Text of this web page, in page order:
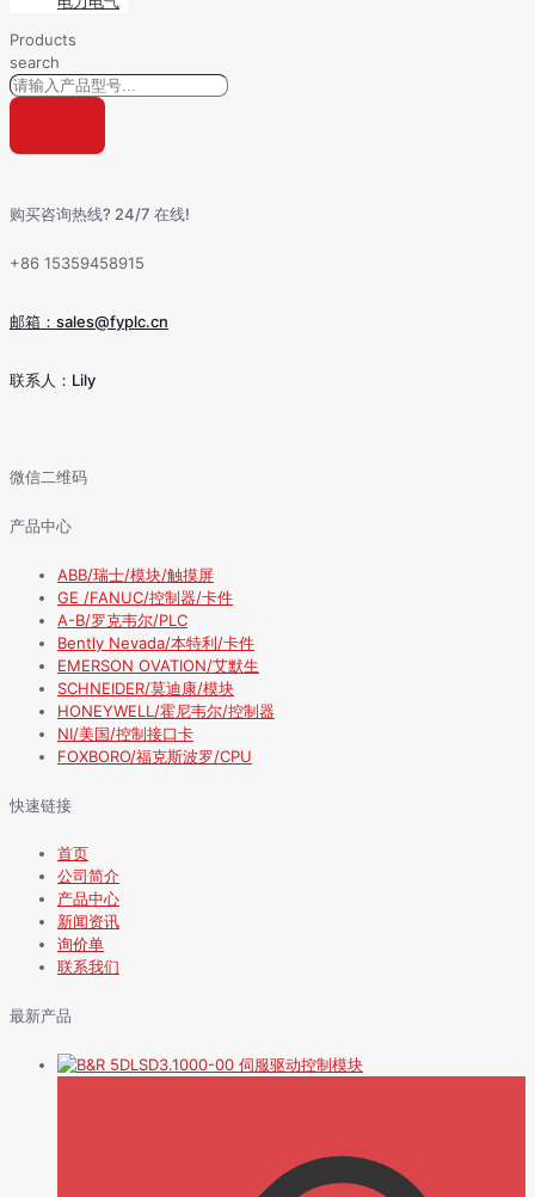
Products
search
购买咨询热线? 24/7 在线!
+86 15359458915
邮箱：sales@fyplc.cn
联系人：Lily
微信二维码
产品中心
ABB/瑞士/模块/触摸屏
GE /FANUC/控制器/卡件
A-B/罗克韦尔/PLC
Bently Nevada/本特利/卡件
EMERSON OVATION/艾默生
SCHNEIDER/莫迪康/模块
HONEYWELL/霍尼韦尔/控制器
NI/美国/控制接口卡
FOXBORO/福克斯波罗/CPU
快速链接
首页
公司简介
产品中心
新闻资讯
询价单
联系我们
最新产品